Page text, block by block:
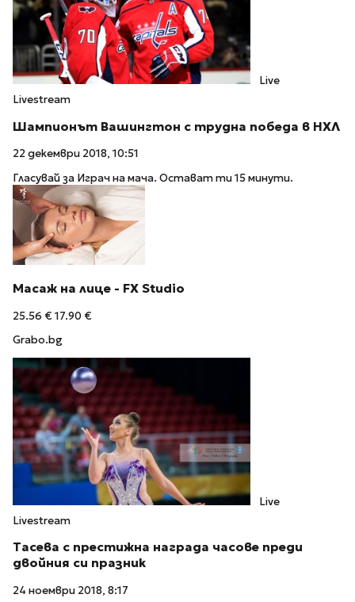
Live
Livestream
Шампионът Вашингтон с трудна победа в НХЛ
22 декември 2018, 10:51
Гласувай за Играч на мача. Остават ти 15 минути.
Масаж на лице - FX Studio
25.56 €17.90 €
Grabo.bg
Live
Livestream
Тасева с престижна награда часове преди
двойния си празник
24 ноември 2018, 8:17